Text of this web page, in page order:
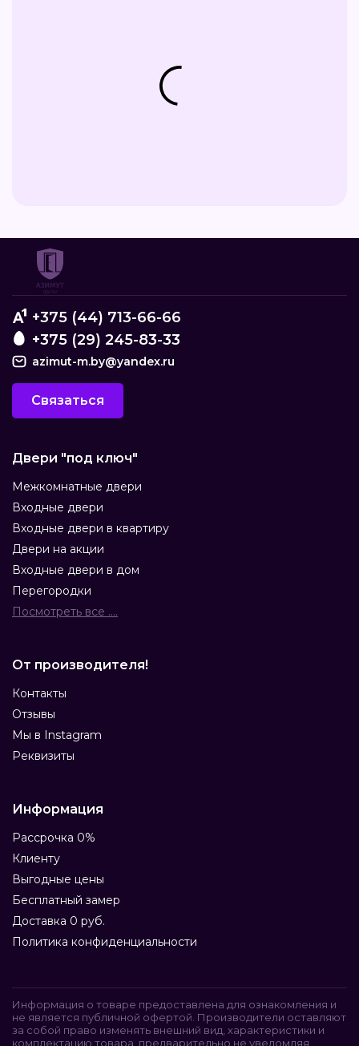
+375 (44) 713-66-66
+375 (29) 245-83-33
azimut-m.by@yandex.ru
Связаться
Двери "под ключ"
Межкомнатные двери
Входные двери
Входные двери в квартиру
Двери на акции
Входные двери в дом
Перегородки
Посмотреть все ....
От производителя!
Контакты
Отзывы
Мы в Instagram
Реквизиты
Информация
Рассрочка 0%
Клиенту
Выгодные цены
Бесплатный замер
Доставка 0 руб.
Политика конфиденциальности
Информация о товаре предоставлена для ознакомления и
не является публичной офертой. Производители оставляют
за собой право изменять внешний вид, характеристики и
комплектацию товара, предварительно не уведомляя